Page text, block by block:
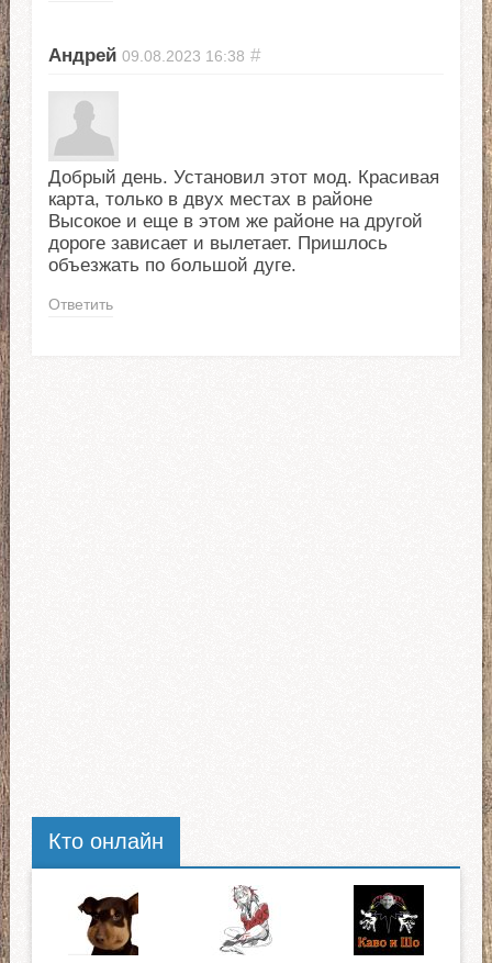
Андрей 09.08.2023 16:38 #
Добрый день. Установил этот мод. Красивая
карта, только в двух местах в районе
Высокое и еще в этом же районе на другой
дороге зависает и вылетает. Пришлось
объезжать по большой дуге.
Ответить
Кто онлайн